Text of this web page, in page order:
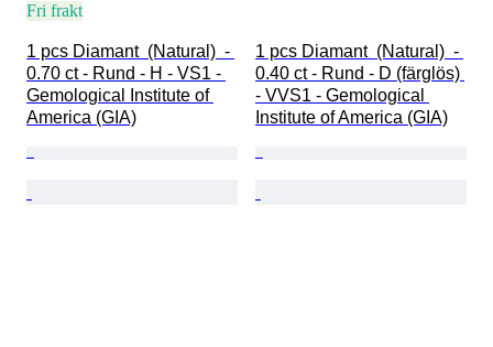
Fri frakt
1 pcs Diamant  (Natural)  -
0.70 ct - Rund - H - VS1 -
Gemological Institute of
America (GIA)
1 pcs Diamant  (Natural)  -
0.40 ct - Rund - D (färglös)
- VVS1 - Gemological
Institute of America (GIA)